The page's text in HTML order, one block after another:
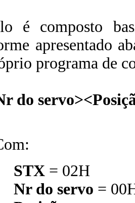
é composto
apresentado
programa de
do
STX = 02H
Nr do servo =